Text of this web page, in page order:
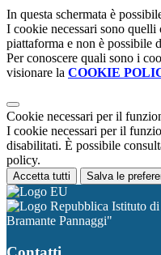
In questa schermata è
I cookie necessari sono
piattaforma e non è possibile
Per conoscere quali sono i
visionare la COOKIE
Cookie necessari per il
I cookie necessari per il
disabilitati. È possibile
policy.
Accetta tutti Salva le
Istituto
Bramante Pannaggi"